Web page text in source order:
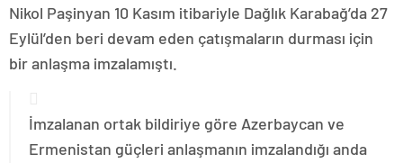
Nikol Paşinyan 10 Kasım itibariyle Dağlık Karabağ’da 27
Eylül’den beri devam eden çatışmaların durması için
bir anlaşma imzalamıştı.
İmzalanan ortak bildiriye göre Azerbaycan ve
Ermenistan güçleri anlaşmanın imzalandığı anda